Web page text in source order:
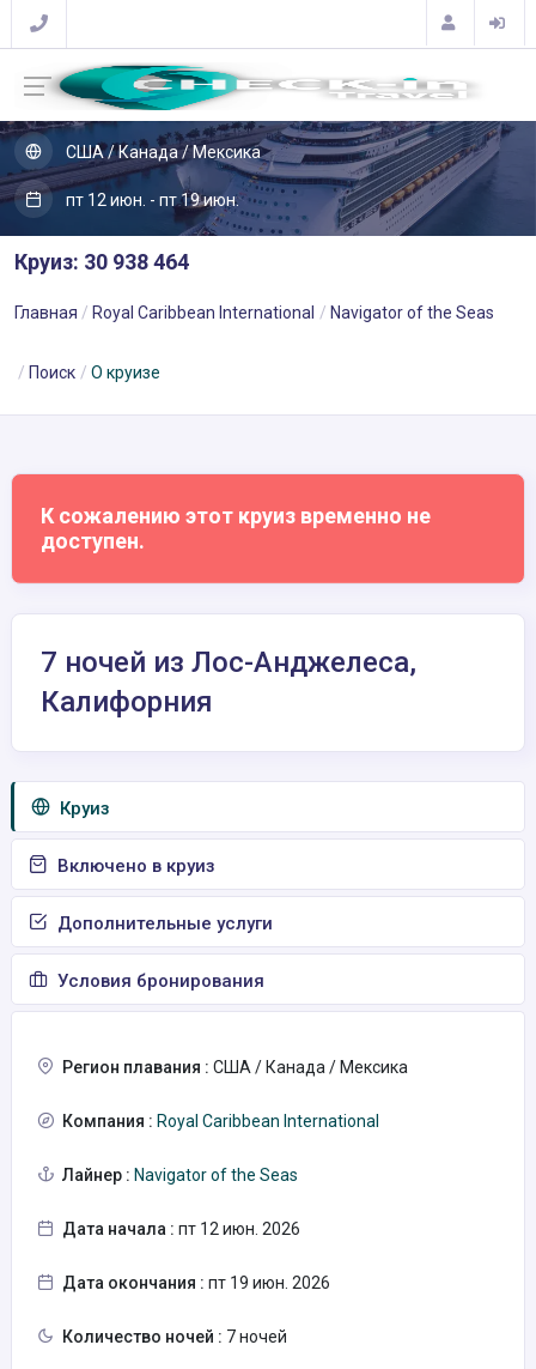
США / Канада / Мексика
пт 12 июн. - пт 19 июн.
Круиз: 30 938 464
Главная Royal Caribbean International Navigator of the Seas
Поиск О круизе
К сожалению этот круиз временно не
доступен.
7 ночей из Лос-Анджелеса,
Калифорния
Круиз
Включено в круиз
Дополнительные услуги
Условия бронирования
Регион плавания : США / Канада / Мексика
Компания : Royal Caribbean International
Лайнер : Navigator of the Seas
Дата начала : пт 12 июн. 2026
Дата окончания : пт 19 июн. 2026
Количество ночей : 7 ночей